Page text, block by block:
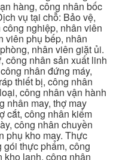
hàng, công nhân bốc
vụ tại chỗ: Bảo vệ,
nghiệp, nhân viên
viên phụ bếp, nhân
nhân viên giặt ủi.
công nhân sản xuất linh
nhân đứng máy,
thiết bị, công nhân
công nhân vận hành
nhân may, thợ may
cắt, công nhân kiểm
công nhân chuyền
phụ kho may. Thực
thực phẩm, công
kho lạnh, công nhân